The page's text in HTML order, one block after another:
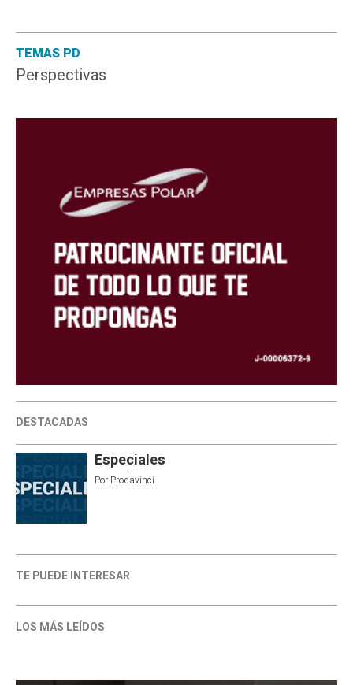
TEMAS PD
Perspectivas
DESTACADAS
Especiales
Por Prodavinci
TE PUEDE INTERESAR
LOS MÁS LEÍDOS